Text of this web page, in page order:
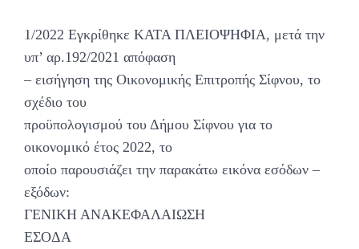
1/2022 Εγκρίθηκε ΚΑΤΑ ΠΛΕΙΟΨΗΦΙΑ, μετά την
υπ’ αρ.192/2021 απόφαση
– εισήγηση της Οικονομικής Επιτροπής Σίφνου, το
σχέδιο του
προϋπολογισμού του Δήμου Σίφνου για το
οικονομικό έτος 2022, το
οποίο παρουσιάζει την παρακάτω εικόνα εσόδων –
εξόδων:
ΓΕΝΙΚΗ ΑΝΑΚΕΦΑΛΑΙΩΣΗ
ΕΣΟΔΑ